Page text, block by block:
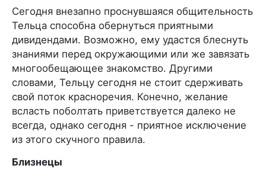
Сегодня внезапно проснувшаяся общительность
Тельца способна обернуться приятными
дивидендами. Возможно, ему удастся блеснуть
знаниями перед окружающими или же завязать
многообещающее знакомство. Другими
словами, Тельцу сегодня не стоит сдерживать
свой поток красноречия. Конечно, желание
всласть поболтать приветствуется далеко не
всегда, однако сегодня - приятное исключение
из этого скучного правила.
Близнецы